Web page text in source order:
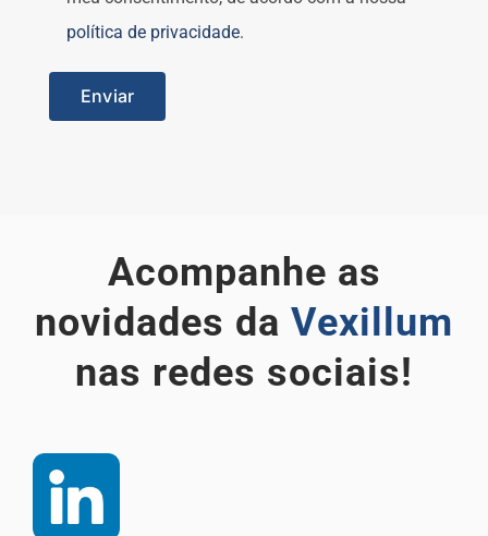
política de privacidade.
Acompanhe as
novidades da Vexillum
nas redes sociais!